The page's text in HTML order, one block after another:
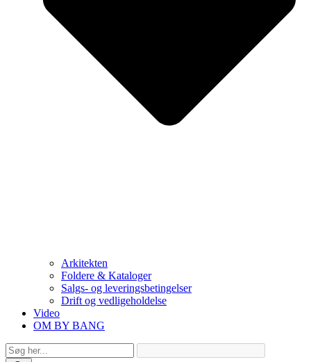
Arkitekten
Foldere & Kataloger
Salgs- og leveringsbetingelser
Drift og vedligeholdelse
Video
OM BY BANG